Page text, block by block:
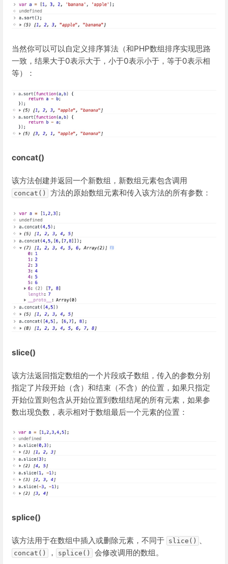
当然你可以可以自定义排序算法（和PHP数组排序实现思路
一致，结果大于0表示大于，小于0表示小于，等于0表示相
等）：
concat()
该方法创建并返回一个新数组，新数组元素包含调用
concat() 方法的原始数组元素和传入该方法的所有参数：
slice()
该方法返回指定数组的一个片段或子数组，传入的参数分别
指定了片段开始（含）和结束（不含）的位置，如果只指定
开始位置则包含从开始位置到数组结尾的所有元素，如果参
数出现负数，表示相对于数组最后一个元素的位置：
splice()
该方法用于在数组中插入或删除元素，不同于 slice() 、
concat() ， splice() 会修改调用的数组。